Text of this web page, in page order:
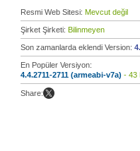
Resmi Web Sitesi: Mevcut değil
Şirket Şirketi: Bilinmeyen
Son zamanlarda eklendi Version:
En Popüler Versiyon:
4.4.2711-2711 (armeabi-v7a) - 43
Share: